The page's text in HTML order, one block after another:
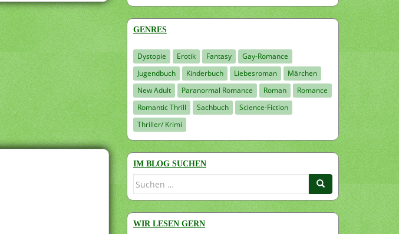
GENRES
Dystopie Erotik Fantasy
Gay-Romance
Jugendbuch
Kinderbuch Liebesroman
Märchen
New Adult
Paranormal Romance Roman
Romance
Romantic Thrill
Sachbuch
Science-Fiction
Thriller/ Krimi
IM BLOG SUCHEN
Suchen
WIR LESEN GERN